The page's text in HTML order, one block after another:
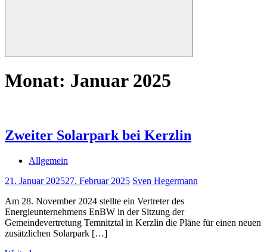
Suchen
Monat: Januar 2025
Zweiter Solarpark bei Kerzlin
Allgemein
21. Januar 202527. Februar 2025 Sven Hegermann
Am 28. November 2024 stellte ein Vertreter des
Energieunternehmens EnBW in der Sitzung der
Gemeindevertretung Temnitztal in Kerzlin die Pläne für einen neuen
zusätzlichen Solarpark […]